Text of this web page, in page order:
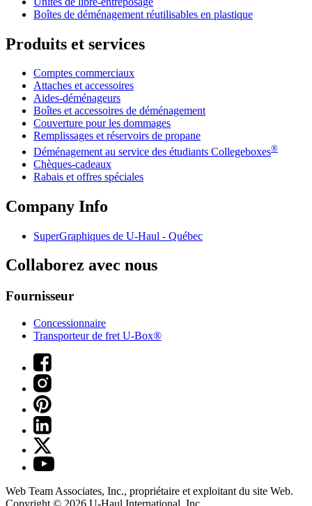
Boîtes de déménagement réutilisables en plastique
Produits et services
Comptes commerciaux
Attaches et accessoires
Aides-déménageurs
Boîtes et accessoires de déménagement
Couverture pour les dommages
Remplissages et réservoirs de propane
Déménagement au service des étudiants Collegeboxes®
Chèques-cadeaux
Rabais et offres spéciales
Company Info
SuperGraphiques de U-Haul - Québec
Collaborez avec nous
Fournisseur
Concessionnaire
Transporteur de fret U-Box®
Web Team Associates, Inc., propriétaire et exploitant du site Web.